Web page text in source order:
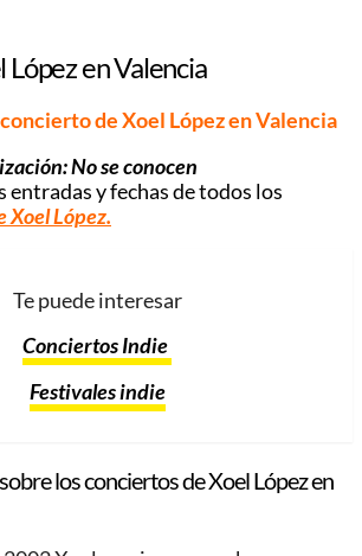
en Valencia
de Xoel López en Valencia
No se conocen
entradas y fechas de todos los
Xoel López.
Te puede interesar
Conciertos Indie
Festivales indie
los conciertos de Xoel López en